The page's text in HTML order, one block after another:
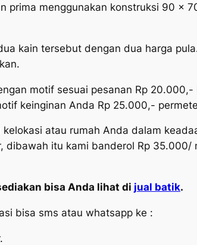
prima menggunakan konstruksi 90 x
kain tersebut dengan dua harga
motif sesuai pesanan Rp
keinginan Anda Rp 25.000,-
atau rumah Anda dalam
dibawah itu kami banderol Rp
bisa Anda lihat di jual batik.
bisa sms atau whatsapp ke :